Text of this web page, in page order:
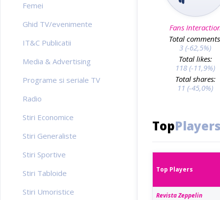
Fans
Total
3 (-62,5%)
Total likes:
118 (-11,9%)
Total shares:
11 (-45,0%)
Top
Top Players
Revista Zeppelin
Femei
Ghid TV/evenimente
IT&C Publicatii
Media & Advertising
Programe si seriale TV
Radio
Stiri Economice
Stiri Generaliste
Stiri Sportive
Stiri Tabloide
Stiri Umoristice